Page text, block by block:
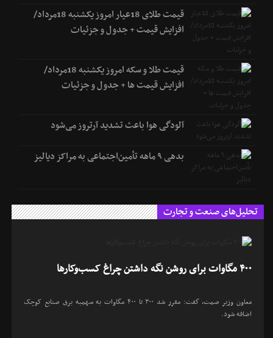
قیمت طلای 18عیار امروز یکشنبه 18مرداد/
افزایش قیمت + جدول و جزئیات
قیمت طلا و سکه امروز یکشنبه 18مرداد/
افزایش قیمت ها + جدول و جزئیات
آلودگی هوا باعث تشدید آرتروز می‌شود
بدهی ۹ ماهه تأمین‌اجتماعی به مراکز دیالیز
تحلیل‌های صنعت و تجارت
۴۰۰ مگاوات برای روشن نگه داشتن چراغ کسب‌وکار‌ها
معاون وزیر صمت، گفت: مقرر شد ۳۰۰ تا ۴۰۰ مگاوات به سهمیه برق صنایع کوچک
اضافه شود.